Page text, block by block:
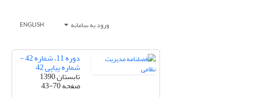
ورود به سامانه ENGLISH
دوره 11، شماره 42 -
شماره پیاپی 42
تابستان 1390
صفحه43-70